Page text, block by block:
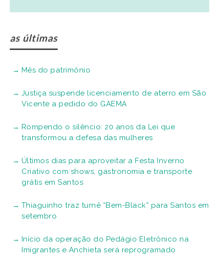
as últimas
Mês do patrimônio
Justiça suspende licenciamento de aterro em São
Vicente a pedido do GAEMA
Rompendo o silêncio: 20 anos da Lei que
transformou a defesa das mulheres
Últimos dias para aproveitar a Festa Inverno
Criativo com shows, gastronomia e transporte
grátis em Santos
Thiaguinho traz turnê “Bem-Black” para Santos em
setembro
Início da operação do Pedágio Eletrônico na
Imigrantes e Anchieta será reprogramado